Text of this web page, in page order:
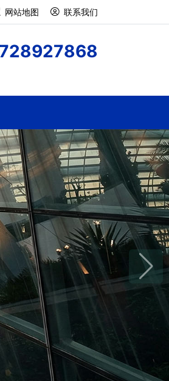
网站地图 联系我们